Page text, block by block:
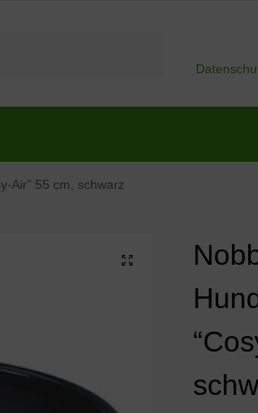
Air” 55 cm, schwarz